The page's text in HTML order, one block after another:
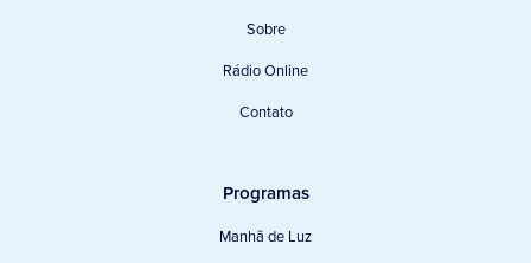
Sobre
Rádio Online
Contato
Programas
Manhã de Luz